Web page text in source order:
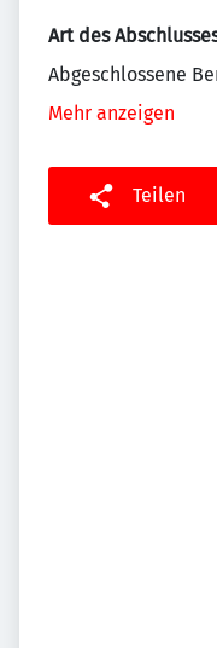
Art des
Abgeschlossene
Mehr anzeigen
Teilen